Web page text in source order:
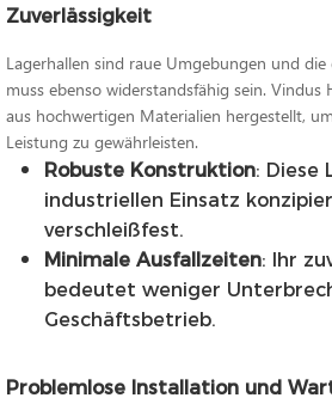
Zuverlässigkeit
Lagerhallen sind raue Umgebungen und
muss ebenso widerstandsfähig sein. Vindus
aus hochwertigen Materialien hergestellt,
Leistung zu gewährleisten.
Robuste Konstruktion: Diese
industriellen Einsatz
verschleißfest.
Minimale Ausfallzeiten: Ihr
bedeutet weniger
Geschäftsbetrieb.
Problemlose Installation und